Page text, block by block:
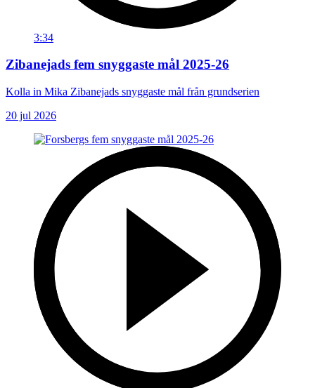
3:34
Zibanejads fem snyggaste mål 2025-26
Kolla in Mika Zibanejads snyggaste mål från grundserien
20 jul 2026